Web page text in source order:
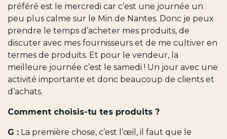
préféré est le mercredi car c’est une journée un
peu plus calme sur le Min de Nantes. Donc je peux
prendre le temps d’acheter mes produits, de
discuter avec mes fournisseurs et de me cultiver en
termes de produits. Et pour le vendeur, la
meilleure journée c’est le samedi ! Un jour avec une
activité importante et donc beaucoup de clients et
d’achats.
Comment choisis-tu tes produits ?
G : La première chose, c’est l’œil, il faut que le